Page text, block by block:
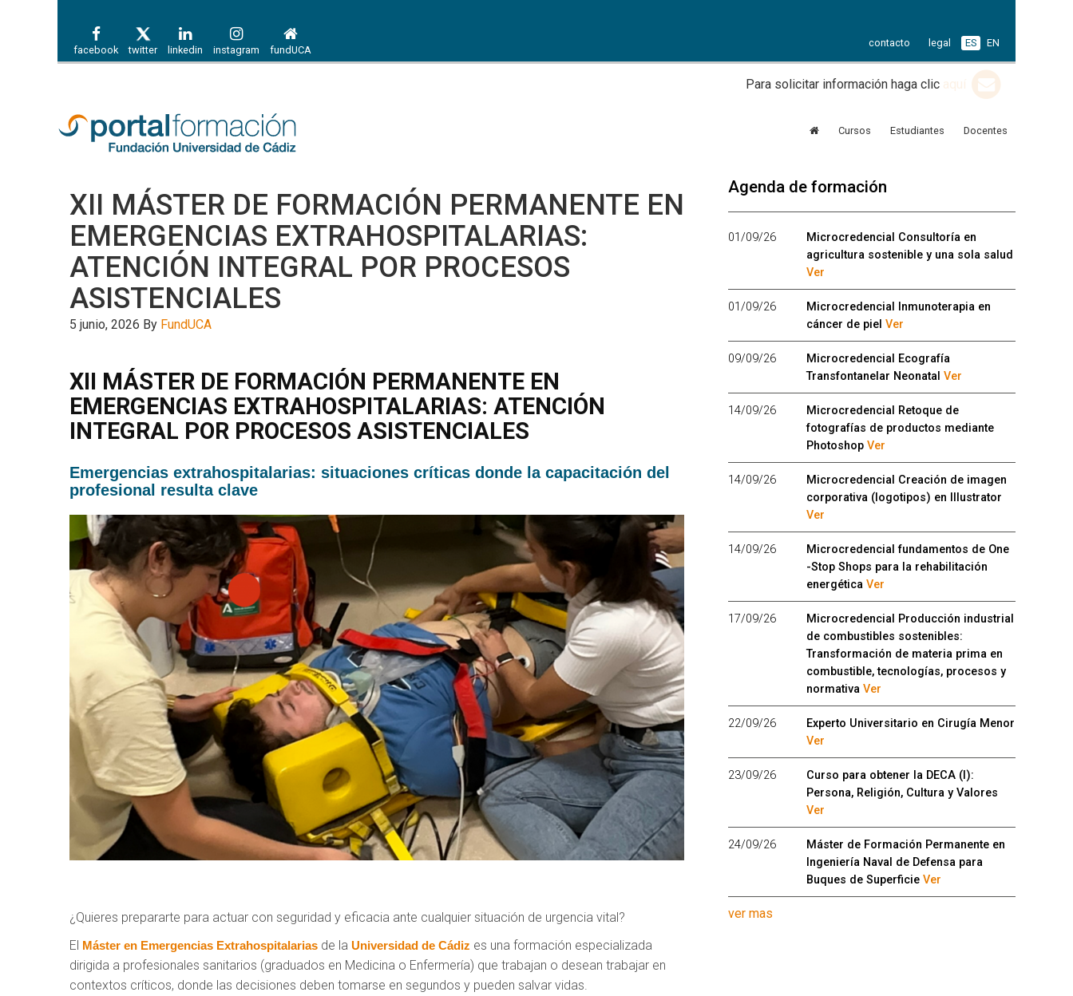
facebook twitter linkedin instagram fundUCA
contacto legal ES EN
Para solicitar información haga clic aquí
Cursos Estudiantes Docentes
XII MÁSTER DE FORMACIÓN PERMANENTE EN
EMERGENCIAS EXTRAHOSPITALARIAS:
ATENCIÓN INTEGRAL POR PROCESOS
ASISTENCIALES
5 junio, 2026 By FundUCA
XII MÁSTER DE FORMACIÓN PERMANENTE EN
EMERGENCIAS EXTRAHOSPITALARIAS: ATENCIÓN
INTEGRAL POR PROCESOS ASISTENCIALES
Emergencias extrahospitalarias: situaciones críticas donde la capacitación del
profesional resulta clave
¿Quieres prepararte para actuar con seguridad y eficacia ante cualquier situación de urgencia vital?
El Máster en Emergencias Extrahospitalarias de la Universidad de Cádiz es una formación especializada
dirigida a profesionales sanitarios (graduados en Medicina o Enfermería) que trabajan o desean trabajar en
contextos críticos, donde las decisiones deben tomarse en segundos y pueden salvar vidas.
Agenda de formación
01/09/26
Microcredencial Consultoría en
agricultura sostenible y una sola salud
Ver
01/09/26
Microcredencial Inmunoterapia en
cáncer de piel Ver
09/09/26
Microcredencial Ecografía
Transfontanelar Neonatal Ver
14/09/26
Microcredencial Retoque de
fotografías de productos mediante
Photoshop Ver
14/09/26
Microcredencial Creación de imagen
corporativa (logotipos) en Illustrator
Ver
14/09/26
Microcredencial fundamentos de One
-Stop Shops para la rehabilitación
energética Ver
17/09/26
Microcredencial Producción industrial
de combustibles sostenibles:
Transformación de materia prima en
combustible, tecnologías, procesos y
normativa Ver
22/09/26
Experto Universitario en Cirugía Menor
Ver
23/09/26
Curso para obtener la DECA (I):
Persona, Religión, Cultura y Valores
Ver
24/09/26
Máster de Formación Permanente en
Ingeniería Naval de Defensa para
Buques de Superficie Ver
ver mas